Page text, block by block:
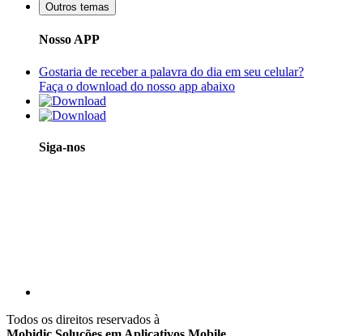
Outros temas
Nosso APP
Gostaria de receber a palavra do dia em seu celular?
Faça o download do nosso app abaixo
Siga-nos
Todos os direitos reservados à